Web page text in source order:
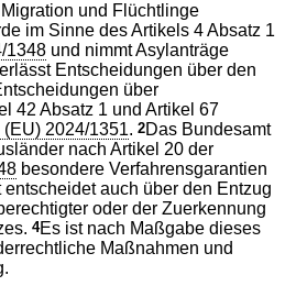
und Flüchtlinge
im Sinne des Artikels 4 Absatz 1
1348 und nimmt Asylanträge
Entscheidungen über den
über
42 Absatz 1 und Artikel 67
2024/1351.2Das Bundesamt
nach Artikel 20 der
besondere Verfahrensgarantien
entscheidet auch über den Entzug
oder der Zuerkennung
4Es ist nach Maßgabe dieses
Maßnahmen und